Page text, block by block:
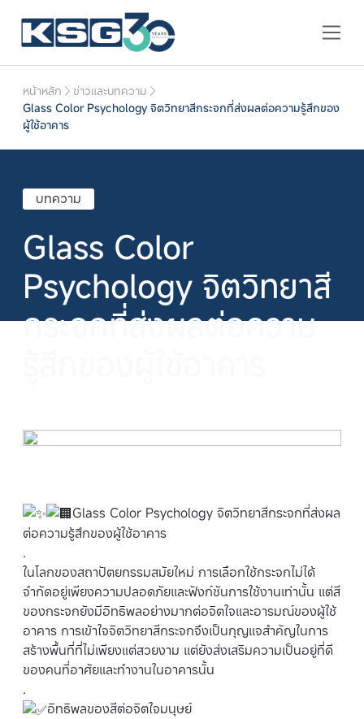
หน้าหลัก
ข่าวและบทความ
Glass Color Psychology จิตวิทยาสีกระจกที่ส่งผลต่อความรู้สึกของ
ผู้ใช้อาคาร
บทความ
Glass Color
Psychology จิตวิทยาสี
กระจกที่ส่งผลต่อความ
Glass Color Psychology จิตวิทยาสีกระจกที่ส่งผล
ต่อความรู้สึกของผู้ใช้อาคาร
.
ในโลกของสถาปัตยกรรมสมัยใหม่ การเลือกใช้กระจกไม่ได้
จำกัดอยู่เพียงความปลอดภัยและฟังก์ชันการใช้งานเท่านั้น แต่สี
ของกระจกยังมีอิทธิพลอย่างมากต่อจิตใจและอารมณ์ของผู้ใช้
อาคาร การเข้าใจจิตวิทยาสีกระจกจึงเป็นกุญแจสำคัญในการ
สร้างพื้นที่ที่ไม่เพียงแต่สวยงาม แต่ยังส่งเสริมความเป็นอยู่ที่ดี
ของคนที่อาศัยและทำงานในอาคารนั้น
.
อิทธิพลของสีต่อจิตใจมนุษย์